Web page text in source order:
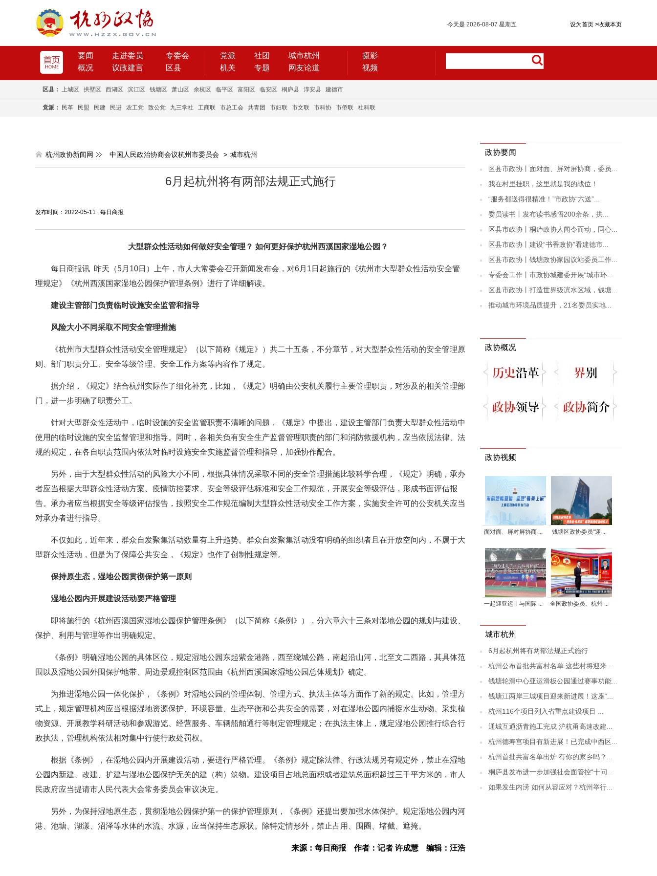
设为首页 >收藏本页
今天是 2026-08-07 星期五
要闻 走进委员
专委会
概况
议政建言 区县
党派 社团
城市杭州
机关
专题 网友论道
摄影
视频
区县： 上城区 拱墅区 西湖区 滨江区 钱塘区 萧山区 余杭区 临平区 富阳区 临安区 桐庐县 淳安县 建德市
党派： 民革 民盟 民建 民进 农工党 致公党 九三学社 工商联 市总工会 共青团 市妇联 市文联 市科协 市侨联 社科联
杭州政协新闻网 中国人民政治协商会议杭州市委员会 > 城市杭州
6月起杭州将有两部法规正式施行
发布时间：2022-05-11 每日商报
大型群众性活动如何做好安全管理？ 如何更好保护杭州西溪国家湿地公园？
每日商报讯 昨天（5月10日）上午，市人大常委会召开新闻发布会，对6月1日起施行的《杭州市大型群众性活动安全管
理规定》《杭州西溪国家湿地公园保护管理条例》进行了详细解读。
建设主管部门负责临时设施安全监管和指导
风险大小不同采取不同安全管理措施
《杭州市大型群众性活动安全管理规定》（以下简称《规定》）共二十五条，不分章节，对大型群众性活动的安全管理原
则、部门职责分工、安全等级管理、安全工作方案等内容作了规定。
据介绍，《规定》结合杭州实际作了细化补充，比如，《规定》明确由公安机关履行主要管理职责，对涉及的相关管理部
门，进一步明确了职责分工。
针对大型群众性活动中，临时设施的安全监管职责不清晰的问题，《规定》中提出，建设主管部门负责大型群众性活动中
使用的临时设施的安全监督管理和指导。同时，各相关负有安全生产监督管理职责的部门和消防救援机构，应当依照法律、法
规的规定，在各自职责范围内依法对临时设施安全实施监督管理和指导，加强协作配合。
另外，由于大型群众性活动的风险大小不同，根据具体情况采取不同的安全管理措施比较科学合理，《规定》明确，承办
者应当根据大型群众性活动方案、疫情防控要求、安全等级评估标准和安全工作规范，开展安全等级评估，形成书面评估报
告。承办者应当根据安全等级评估报告，按照安全工作规范编制大型群众性活动安全工作方案，实施安全许可的公安机关应当
对承办者进行指导。
不仅如此，近年来，群众自发聚集活动数量有上升趋势。群众自发聚集活动没有明确的组织者且在开放空间内，不属于大
型群众性活动，但是为了保障公共安全，《规定》也作了创制性规定等。
保持原生态，湿地公园贯彻保护第一原则
湿地公园内开展建设活动要严格管理
即将施行的《杭州西溪国家湿地公园保护管理条例》（以下简称《条例》），分六章六十三条对湿地公园的规划与建设、
保护、利用与管理等作出明确规定。
《条例》明确湿地公园的具体区位，规定湿地公园东起紫金港路，西至绕城公路，南起沿山河，北至文二西路，其具体范
围以及湿地公园外围保护地带、周边景观控制区范围由《杭州西溪国家湿地公园总体规划》确定。
为推进湿地公园一体化保护，《条例》对湿地公园的管理体制、管理方式、执法主体等方面作了新的规定。比如，管理方
式上，规定管理机构应当根据湿地资源保护、环境容量、生态平衡和公共安全的需要，对在湿地公园内捕捉水生动物、采集植
物资源、开展教学科研活动和参观游览、经营服务、车辆船舶通行等制定管理规定；在执法主体上，规定湿地公园推行综合行
政执法，管理机构依法相对集中行使行政处罚权。
根据《条例》，在湿地公园内开展建设活动，要进行严格管理。《条例》规定除法律、行政法规另有规定外，禁止在湿地
公园内新建、改建、扩建与湿地公园保护无关的建（构）筑物。建设项目占地总面积或者建筑总面积超过三千平方米的，市人
民政府应当提请市人民代表大会常务委员会审议决定。
另外，为保持湿地原生态，贯彻湿地公园保护第一的保护管理原则，《条例》还提出要加强水体保护。规定湿地公园内河
港、池塘、湖漾、沼泽等水体的水流、水源，应当保持生态原状。除特定情形外，禁止占用、围圈、堵截、遮掩。
来源：每日商报 作者：记者 许成慧 编辑：汪浩
政协要闻
区县市政协丨面对面、屏对屏协商，委员...
我在村里挂职，这里就是我的战位！
“服务都送得很精准！”市政协“六送”...
委员读书丨发布读书感悟200余条，拱...
区县市政协丨桐庐政协人闻令而动，同心...
区县市政协丨建设“书香政协”看建德市...
区县市政协丨钱塘政协家园议站委员工作...
专委会工作丨市政协城建委开展“城市环...
区县市政协丨打造世界级滨水区域，钱塘...
推动城市环境品质提升，21名委员实地...
政协概况
政协视频
面对面、屏对屏协商 ... 钱塘区政协委员“迎 ...
一起迎亚运丨与国际 ... 全国政协委员、杭州 ...
城市杭州
6月起杭州将有两部法规正式施行
杭州公布首批共富村名单 这些村将迎来...
钱塘轮滑中心亚运滑板公园通过赛事功能...
钱塘江两岸三城项目迎来新进展！这座“...
杭州116个项目列入省重点建设项目 ...
通城互通沥青施工完成 沪杭甬高速改建...
杭州德寿宫项目有新进展！已完成中西区...
杭州首批共富名单出炉 有你的家乡吗？...
桐庐县发布进一步加强社会面管控“十问...
如果发生内涝 如何从容应对？杭州举行...